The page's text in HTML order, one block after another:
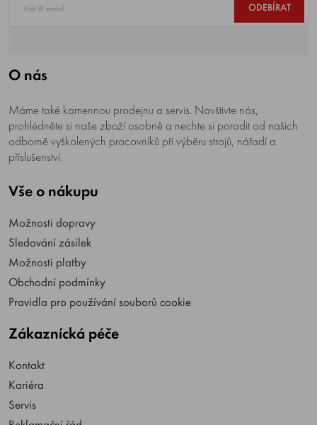
ODEBÍRAT
O nás
Máme také kamennou prodejnu a servis. Navštivte nás,
prohlédněte si naše zboží osobně a nechte si poradit od našich
odborně vyškolených pracovníků při výběru strojů, nářadí a
příslušenství.
Vše o nákupu
Možnosti dopravy
Sledování zásilek
Možnosti platby
Obchodní podmínky
Pravidla pro používání souborů cookie
Zákaznícká péče
Kontakt
Kariéra
Servis